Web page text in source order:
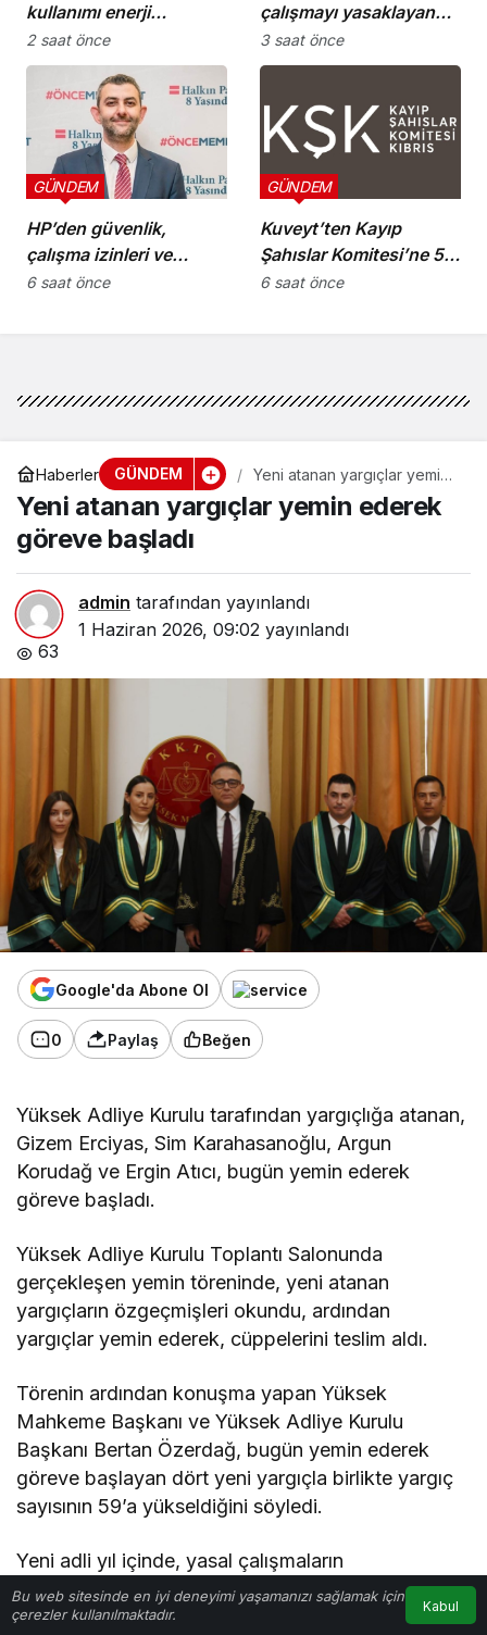
kullanımı enerji
tüketimini azaltıyor
2 saat önce
çalışmayı yasaklayan
kararın uygulanmasını
Yeniboğaziçi’nde
3 saat önce
HP’den güvenlik,
çalışma izinleri ve
yurttaşlık
GÜNDEM
6 saat önce
Kuveyt’ten Kayıp
Şahıslar Komitesi’ne 50
bin dolar katkı
GÜNDEM
6 saat önce
Haberler GÜNDEM
Yeni atanan yargıçlar yemin
ederek göreve başladı
Yeni atanan yargıçlar yemin ederek
göreve başladı
admin tarafından yayınlandı
1 Haziran 2026, 09:02 yayınlandı
63
Google'da Abone Ol
0 Paylaş Beğen
Yüksek Adliye Kurulu tarafından yargıçlığa atanan,
Gizem Erciyas, Sim Karahasanoğlu, Argun
Korudağ ve Ergin Atıcı, bugün yemin ederek
göreve başladı.
Yüksek Adliye Kurulu Toplantı Salonunda
gerçekleşen yemin töreninde, yeni atanan
yargıçların özgeçmişleri okundu, ardından
yargıçlar yemin ederek, cüppelerini teslim aldı.
Törenin ardından konuşma yapan Yüksek
Mahkeme Başkanı ve Yüksek Adliye Kurulu
Başkanı Bertan Özerdağ, bugün yemin ederek
göreve başlayan dört yeni yargıçla birlikte yargıç
sayısının 59’a yükseldiğini söyledi.
Yeni adli yıl içinde, yasal çalışmaların
tamamlanmasıyla birlikte, Lefkoşa Kaza
Mahkemesi’nde, ikinci Ağır Ceza Mahkemesi’nin
Bu web sitesinde en iyi deneyimi yaşamanızı sağlamak için
çerezler kullanılmaktadır.
Kabul
Anasayfa Hesabım